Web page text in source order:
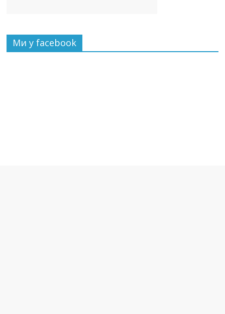
Ми у facebook